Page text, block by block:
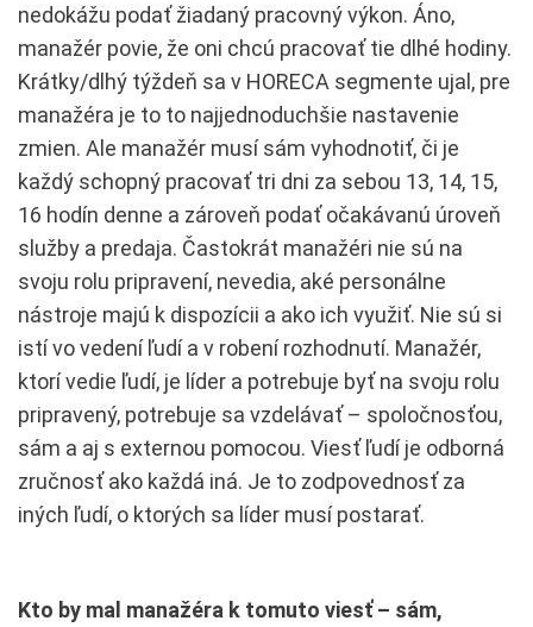
nedokážu podať žiadaný pracovný výkon. Áno,
manažér povie, že oni chcú pracovať tie dlhé hodiny.
Krátky/dlhý týždeň sa v HORECA segmente ujal, pre
manažéra je to to najjednoduchšie nastavenie
zmien. Ale manažér musí sám vyhodnotiť, či je
každý schopný pracovať tri dni za sebou 13, 14, 15,
16 hodín denne a zároveň podať očakávanú úroveň
služby a predaja. Častokrát manažéri nie sú na
svoju rolu pripravení, nevedia, aké personálne
nástroje majú k dispozícii a ako ich využiť. Nie sú si
istí vo vedení ľudí a v robení rozhodnutí. Manažér,
ktorí vedie ľudí, je líder a potrebuje byť na svoju rolu
pripravený, potrebuje sa vzdelávať – spoločnosťou,
sám a aj s externou pomocou. Viesť ľudí je odborná
zručnosť ako každá iná. Je to zodpovednosť za
iných ľudí, o ktorých sa líder musí postarať.
Kto by mal manažéra k tomuto viesť – sám,